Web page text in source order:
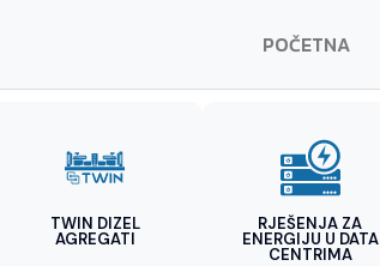
POČETNA
TWIN DIZEL
AGREGATI
RJEŠENJA ZA
ENERGIJU U DATA
CENTRIMA